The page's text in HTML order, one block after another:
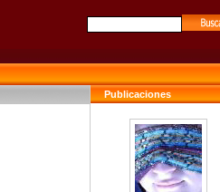
Publicaciones